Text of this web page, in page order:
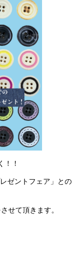
！！
ゼントフェア」との
せて頂きます。